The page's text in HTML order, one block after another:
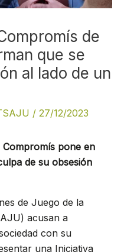
de
que se
al lado de un
/ 27/12/2023
pone en
de su obsesión
de Juego de la
acusan a
con su
una Iniciativa